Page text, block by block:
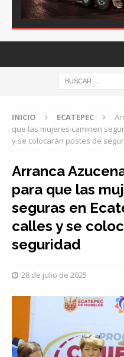
INICIO ECATEPEC
que las mujeres caminen
y se colocarán postes de
Arranca
para que las
seguras en
calles y se
seguridad
28 de julio de 2025